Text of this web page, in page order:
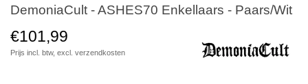
DemoniaCult - ASHES70 Enkellaars - Paars/Wit
€101,99
Prijs incl. btw, excl. verzendkosten